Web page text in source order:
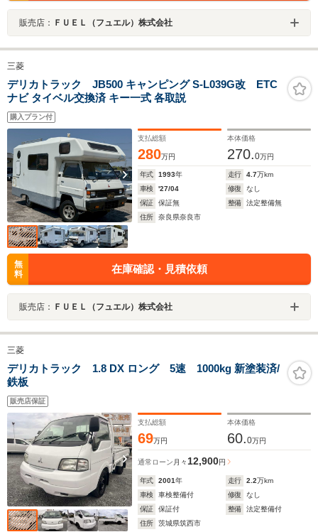
販売店： ＦＵＥＬ（フュエル）株式会社
三菱
デリカトラック JB500 キャンピング S-L039G改 ETC
ナビ タイベル交換済 キー一式 各取説
購入プラン付
支払総額
280万円
本体価格
270.0万円
年式 1993年 走行 4.7万km
車検
'27/04 修復
なし
保証
保証無 整備
法定整備無
住所
奈良県奈良市
無
料
在庫確認・見積依頼
販売店： ＦＵＥＬ（フュエル）株式会社
三菱
デリカトラック 1.8 DX ロング 5速 1000kg 新塗装済/
鉄板
販売店保証
支払総額
69万円
本体価格
60.0万円
通常ローン 月々 12,900円
年式 2001年 走行 2.2万km
車検
車検整備付 修復
なし
保証
保証付 整備
法定整備付
住所
茨城県筑西市